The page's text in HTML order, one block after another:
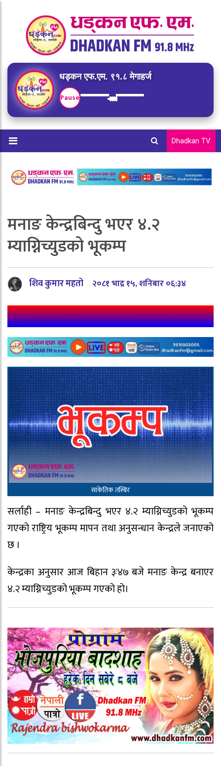
धड्कन एफ.एम. ९१.८ मेगाहर्ज
Pause
Dhadkan TV
मनाङ केन्द्रबिन्दु भएर ४.२
म्याग्निच्युडको भूकम्प
शिव कुमार महतो २०८१ भाद्र १५, शनिबार ०६:३४
सांकेतिक तस्बिर
सर्लाही – मनाङ केन्द्रबिन्दु भएर ४.२ म्याग्निच्युडको भूकम्प
गएको राष्ट्रिय भूकम्प मापन तथा अनुसन्धान केन्द्रले जनाएको
छ ।
केन्द्रका अनुसार आज बिहान ३ः४७ बजे मनाङ केन्द्र बनाएर
४.२ म्याग्निच्युडको भूकम्प गएको हो।